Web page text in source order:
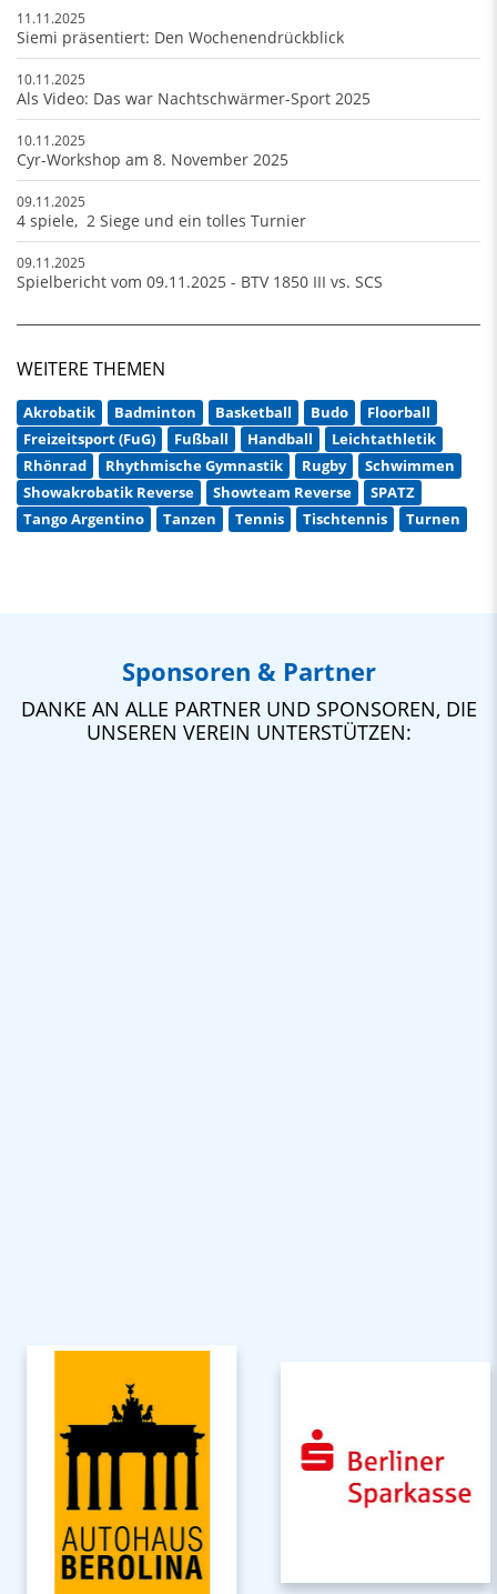
11.11.2025
Siemi präsentiert: Den Wochenendrückblick
10.11.2025
Als Video: Das war Nachtschwärmer-Sport 2025
10.11.2025
Cyr-Workshop am 8. November 2025
09.11.2025
4 spiele, 2 Siege und ein tolles Turnier
09.11.2025
Spielbericht vom 09.11.2025 - BTV 1850 III vs. SCS
WEITERE THEMEN
Akrobatik Badminton Basketball Budo
Floorball
Freizeitsport (FuG)
Fußball Handball
Leichtathletik
Rhönrad
Rhythmische Gymnastik Rugby
Schwimmen
Showakrobatik Reverse
Showteam Reverse
SPATZ
Tango Argentino
Tanzen Tennis Tischtennis Turnen
Sponsoren & Partner
DANKE AN ALLE PARTNER UND SPONSOREN, DIE
UNSEREN VEREIN UNTERSTÜTZEN: